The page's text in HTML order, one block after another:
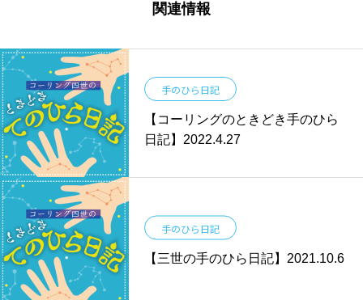
関連情報
手のひら日記
【コーリングのときどき手のひら
日記】2022.4.27
手のひら日記
【三世の手のひら日記】2021.10.6